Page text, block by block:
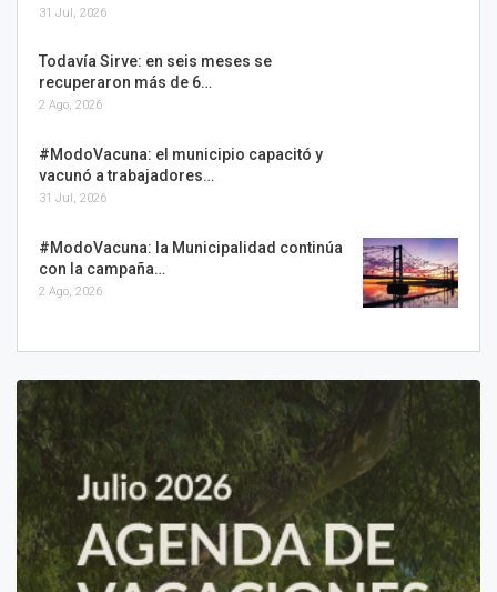
31 Jul, 2026
Todavía Sirve: en seis meses se
recuperaron más de 6…
2 Ago, 2026
#ModoVacuna: el municipio capacitó y
vacunó a trabajadores…
31 Jul, 2026
#ModoVacuna: la Municipalidad continúa
con la campaña…
2 Ago, 2026